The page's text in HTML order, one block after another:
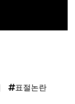
표절논란